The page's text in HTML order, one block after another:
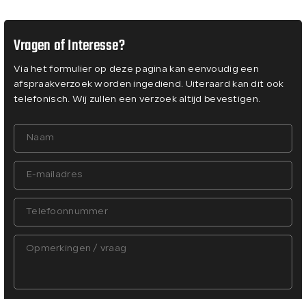
Vragen of Interesse?
Via het formulier op deze pagina kan eenvoudig een
afspraakverzoek worden ingediend. Uiteraard kan dit ook
telefonisch. Wij zullen een verzoek altijd bevestigen.